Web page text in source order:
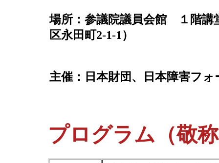
場所：参議院議員会館 １階講
区永田町2-1-1）
主催：日本財団、日本障害フ
プログラム（敬